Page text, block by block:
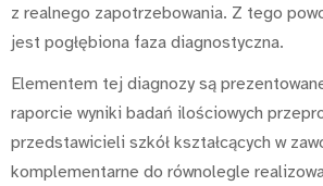
z realnego zapotrzebowania. Z tego
jest pogłębiona faza diagnostyczna.
Elementem tej diagnozy są
raporcie wyniki badań ilościowych
przedstawicieli szkół kształcących w
komplementarne do równolegle